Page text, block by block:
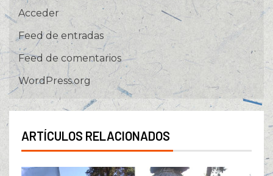
Acceder
Feed de entradas
Feed de comentarios
WordPress.org
ARTÍCULOS RELACIONADOS